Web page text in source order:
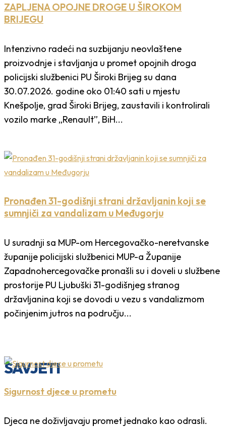
ZAPLJENA OPOJNE DROGE U ŠIROKOM
BRIJEGU
Intenzivno radeći na suzbijanju neovlaštene
proizvodnje i stavljanja u promet opojnih droga
policijski službenici PU Široki Brijeg su dana
30.07.2026. godine oko 01:40 sati u mjestu
Knešpolje, grad Široki Brijeg, zaustavili i kontrolirali
vozilo marke „Renault”, BiH...
Pronađen 31-godišnji strani državljanin koji se
sumnjiči za vandalizam u Međugorju
U suradnji sa MUP-om Hercegovačko-neretvanske
županije policijski službenici MUP-a Županije
Zapadnohercegovačke pronašli su i doveli u službene
prostorije PU Ljubuški 31-godišnjeg stranog
državljanina koji se dovodi u vezu s vandalizmom
počinjenim jutros na području...
SAVJETI
Sigurnost djece u prometu
Djeca ne doživljavaju promet jednako kao odrasli.